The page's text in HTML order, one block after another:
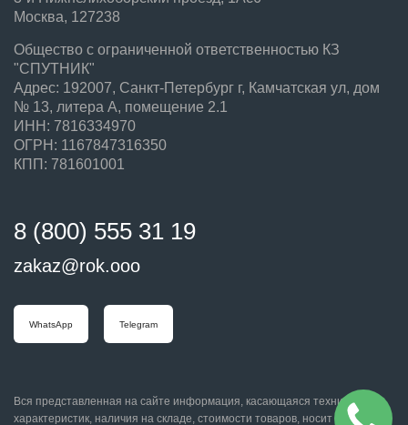
Москва, 127238
Общество с ограниченной ответственностью КЗ
"СПУТНИК"
Адрес: 192007, Санкт-Петербург г, Камчатская ул, дом
№ 13, литера А, помещение 2.1
ИНН: 7816334970
ОГРН: 1167847316350
КПП: 781601001
8 (800) 555 31 19
zakaz@rok.ooo
WhatsApp Telegram
Вся представленная на сайте информация, касающаяся технических
характеристик, наличия на складе, стоимости товаров, носит